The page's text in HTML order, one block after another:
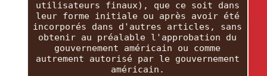
utilisateurs finaux), que ce soit dans
leur forme initiale ou après avoir été
incorporés dans d'autres articles, sans
obtenir au préalable l'approbation du
gouvernement américain ou comme
autrement autorisé par le gouvernement
américain.